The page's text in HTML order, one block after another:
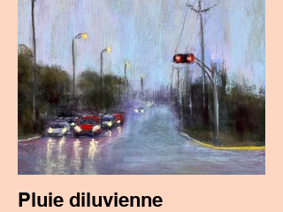
Pluie diluvienne